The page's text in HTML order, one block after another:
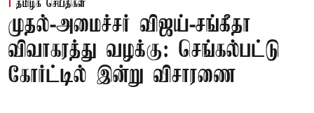
தமிழக செய்திகள்
முதல்-அமைச்சர் விஜய்-சங்கீதா
விவாகரத்து வழக்கு: செங்கல்பட்டு
கோர்ட்டில் இன்று விசாரணை